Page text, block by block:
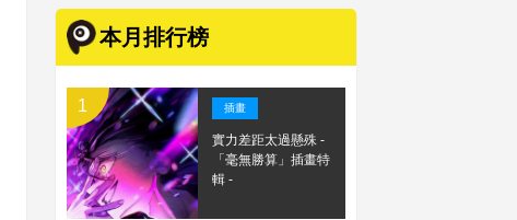
本月排行榜
插畫
實力差距太過懸殊 -
「毫無勝算」插畫特
輯 -